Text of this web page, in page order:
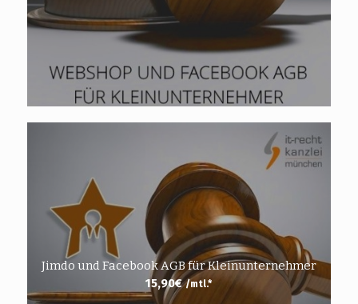
Jimdo und Facebook AGB für Kleinunternehmer
15,90€ /mtl.*